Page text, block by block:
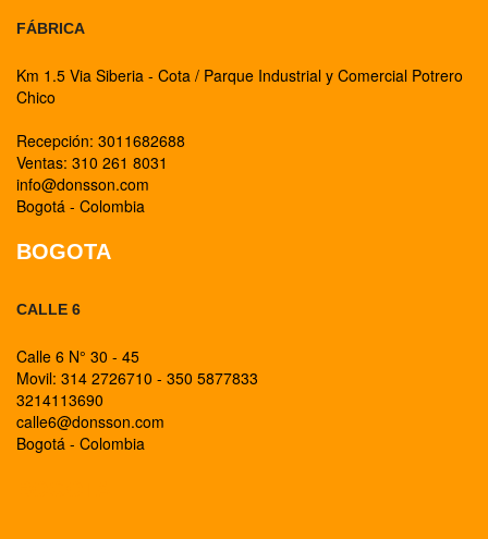
FÁBRICA
Km 1.5 Via Siberia - Cota / Parque Industrial y Comercial Potrero
Chico
Recepción: 3011682688
Ventas: 310 261 8031
info@donsson.com
Bogotá - Colombia
BOGOTA
CALLE 6
Calle 6 N° 30 - 45
Movil: 314 2726710 - 350 5877833
3214113690
calle6@donsson.com
Bogotá - Colombia